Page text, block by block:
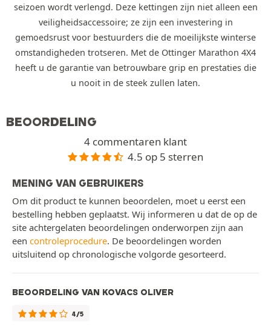
seizoen wordt verlengd. Deze kettingen zijn niet alleen een
veiligheidsaccessoire; ze zijn een investering in
gemoedsrust voor bestuurders die de moeilijkste winterse
omstandigheden trotseren. Met de Ottinger Marathon 4X4
heeft u de garantie van betrouwbare grip en prestaties die
u nooit in de steek zullen laten.
BEOORDELING
4 commentaren klant
4.5 op 5 sterren
MENING VAN GEBRUIKERS
Om dit product te kunnen beoordelen, moet u eerst een
bestelling hebben geplaatst. Wij informeren u dat de op de
site achtergelaten beoordelingen onderworpen zijn aan
een controleprocedure. De beoordelingen worden
uitsluitend op chronologische volgorde gesorteerd.
BEOORDELING VAN KOVACS OLIVER
4/5